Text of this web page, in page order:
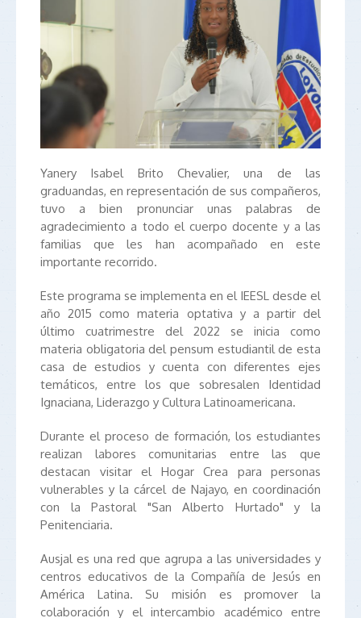
Yanery Isabel Brito Chevalier, una de las
graduandas, en representación de sus compañeros,
tuvo a bien pronunciar unas palabras de
agradecimiento a todo el cuerpo docente y a las
familias que les han acompañado en este
importante recorrido.
Este programa se implementa en el IEESL desde el
año 2015 como materia optativa y a partir del
último cuatrimestre del 2022 se inicia como
materia obligatoria del pensum estudiantil de esta
casa de estudios y cuenta con diferentes ejes
temáticos, entre los que sobresalen Identidad
Ignaciana, Liderazgo y Cultura Latinoamericana.
Durante el proceso de formación, los estudiantes
realizan labores comunitarias entre las que
destacan visitar el Hogar Crea para personas
vulnerables y la cárcel de Najayo, en coordinación
con la Pastoral "San Alberto Hurtado" y la
Penitenciaria.
Ausjal es una red que agrupa a las universidades y
centros educativos de la Compañía de Jesús en
América Latina. Su misión es promover la
colaboración y el intercambio académico entre